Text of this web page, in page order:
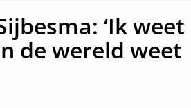
‘Ik weet
de wereld weet